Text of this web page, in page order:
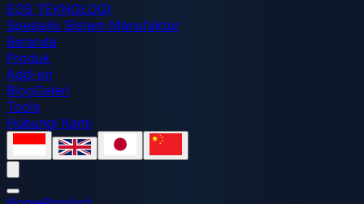
EOS TEKNOLOGI
Spesialis Sistem Manufaktur
Beranda
Produk
Add-on
BlogGaleri
Tools
Hubungi Kami